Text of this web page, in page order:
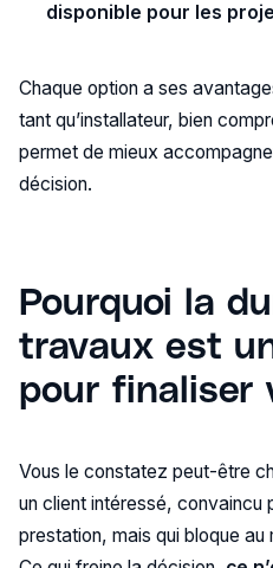
disponible pour les
Chaque option a ses
tant qu’installateur, bien
permet de mieux
décision.
Pourquoi la
travaux est
pour finaliser
Vous le constatez peut-être
un client intéressé, convaincu
prestation, mais qui bloque